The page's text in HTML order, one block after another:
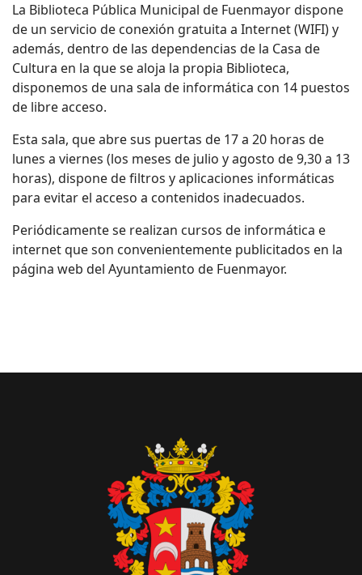
La Biblioteca Pública Municipal de Fuenmayor dispone
de un servicio de conexión gratuita a Internet (WIFI) y
además, dentro de las dependencias de la Casa de
Cultura en la que se aloja la propia Biblioteca,
disponemos de una sala de informática con 14 puestos
de libre acceso.
Esta sala, que abre sus puertas de 17 a 20 horas de
lunes a viernes (los meses de julio y agosto de 9,30 a 13
horas), dispone de filtros y aplicaciones informáticas
para evitar el acceso a contenidos inadecuados.
Periódicamente se realizan cursos de informática e
internet que son convenientemente publicitados en la
página web del Ayuntamiento de Fuenmayor.